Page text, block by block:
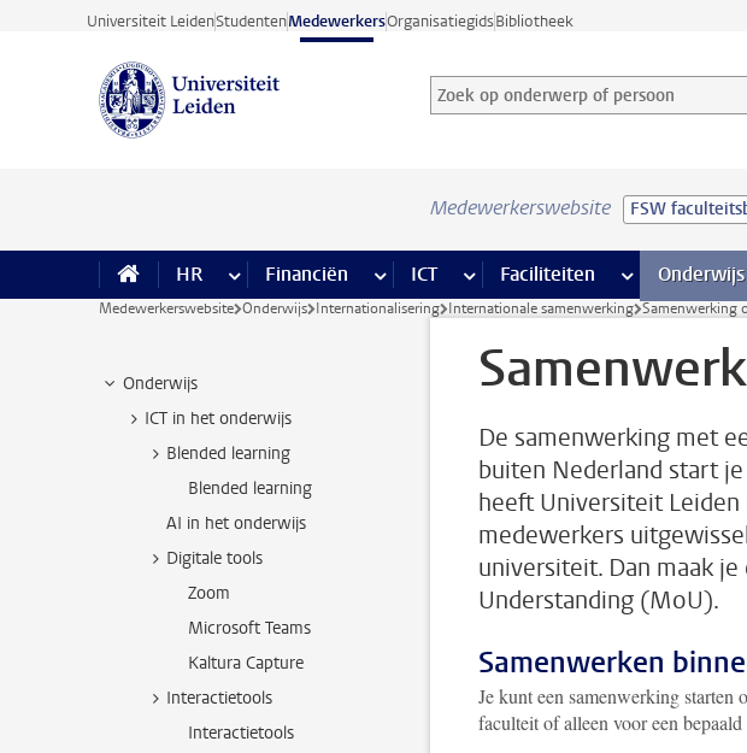
Ga direct naar de inhoud
Universiteit LeidenStudentenMedewerkersOrganisatiegidsBibliotheek
Zoek op onderwerp of persoon en
Zoekterm
Medewerkerswebsite FSW
HR meer HR pagina’s
Financiën meer Financiën pagina’s
ICT meer ICT pagina’s
Faciliteiten meerOnderwijs
Medewerkerswebsite Onderwijs Internationalisering Internationale samenwerking Samenwerking
Onderwijs
ICT in het onderwijs
Blended learning
Blended learning
AI in het onderwijs
Digitale tools
Zoom
Microsoft Teams
Kaltura Capture
Interactietools
Interactietools
De samenwerking met
buiten Nederland start
heeft Universiteit
medewerkers
universiteit. Dan maak
Understanding (MoU).
Samenwerken
Je kunt een samenwerking starten
faculteit of alleen voor een